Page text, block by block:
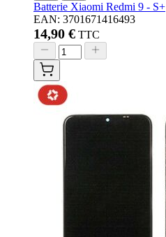
Batterie Xiaomi Redmi 9 - S+
EAN: 3701671416493
14,90 € TTC